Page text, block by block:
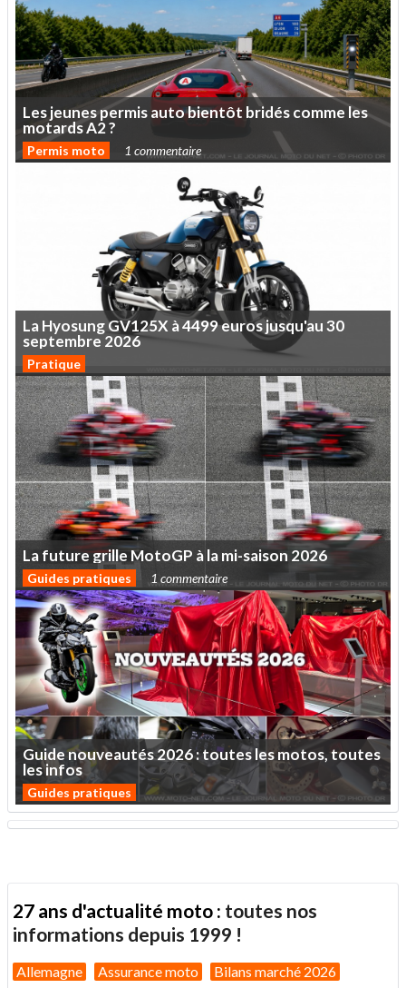
Lesjeunespermisautobientôt bridéscommeles
motardsA2?
Permis moto 1 commentaire
LaHyosungGV125X à4499eurosjusqu'au30
septembre 2026
Pratique
Lafuturegrille MotoGP àlami-saison 2026
Guides pratiques 1 commentaire
Guidenouveautés2026:touteslesmotos,toutes
lesinfos
Guides pratiques
27 ans d'actualité moto : toutes nos
informations depuis 1999 !
Allemagne Assurance moto Bilans marché 2026